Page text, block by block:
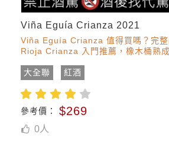
Viña Eguía Crianza 2021
Viña Eguía Crianza 值得買嗎？完整
Rioja Crianza 入門推薦，橡木桶熟
大全聯 紅酒
參考價： $269
0人